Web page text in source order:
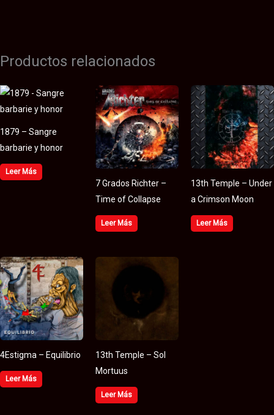
Productos relacionados
1879 – Sangre
barbarie y honor
Leer Más
7 Grados Richter –
Time of Collapse
Leer Más
13th Temple – Under
a Crimson Moon
Leer Más
4Estigma – Equilibrio
Leer Más
13th Temple – Sol
Mortuus
Leer Más